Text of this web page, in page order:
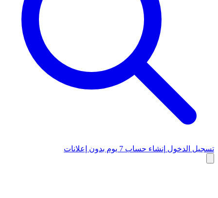
تسجيل الدخول إنشاء حساب 7 يوم بدون إعلانات